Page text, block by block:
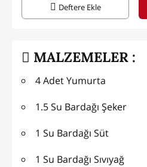
Deftere Ekle
MALZEMELER :
4 Adet Yumurta
1.5 Su Bardağı Şeker
1 Su Bardağı Süt
1 Su Bardağı Sıvıyağ